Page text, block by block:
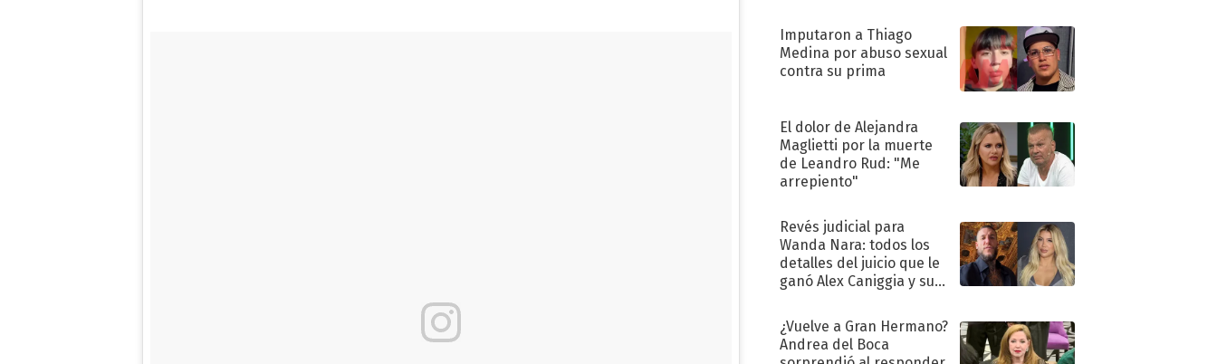
Imputaron a Thiago
Medina por abuso sexual
contra su prima
El dolor de Alejandra
Maglietti por la muerte
de Leandro Rud: "Me
arrepiento"
Revés judicial para
Wanda Nara: todos los
detalles del juicio que le
ganó Alex Caniggia y sus
¿Vuelve a Gran Hermano?
Andrea del Boca